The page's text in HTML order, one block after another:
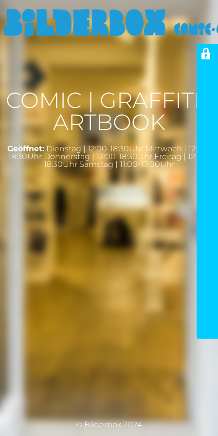
COMIC | GRAFFITI |
ARTBOOK
Geöffnet: Dienstag | 12:00-18:30Uhr Mittwoch | 12:00-
18:30Uhr Donnerstag | 12:00-18:30Uhr Freitag | 12:00-
18:30Uhr Samstag | 11:00-17:00Uhr
© Bilderbox 2024